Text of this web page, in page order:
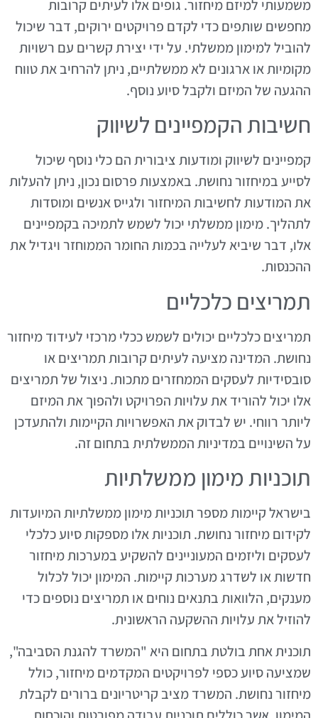
משמעותי למיזם מיחזור. גופים אלו לעיתים קרובות
מחפשים שותפים כדי לקדם פרויקטים ירוקים, דבר שיכול
להוביל למימון ממשלתי. על ידי יצירת קשרים עם רשויות
מקומיות או ארגונים לא ממשלתיים, ניתן להרחיב את טווח
ההגעה של המיזם ולקבל סיוע נוסף.
חשיבות הקמפיינים לשיווק
קמפיינים לשיווק ומודעות ציבורית הם כלי נוסף שיכול
לסייע במיחזור נחושת. באמצעות פרסום נכון, ניתן להעלות
את המודעות לחשיבות המיחזור ולגייס אנשים ומוסדות
לתהליך. מימון ממשלתי יכול לשמש לתמיכה בקמפיינים
אלו, דבר שיביא לעלייה בכמות החומר הממוחזר ויגדיל את
ההכנסות.
תמריצים כלכליים
תמריצים כלכליים יכולים לשמש ככלי מרכזי לעידוד מיחזור
נחושת. המדינה מציעה לעיתים קרובות תמריצים או
סובסידיות לעסקים הממחזרים מתכות. ניצול של תמריצים
אלו יכול להוריד את עלויות הפרויקט ולהפוך את המיזם
ליותר רווחי. יש לבדוק את האפשרויות הקיימות ולהתעדכן
על השינויים במדיניות הממשלתית בתחום זה.
תוכניות מימון ממשלתיות
בישראל קיימות מספר תוכניות מימון ממשלתיות המיועדות
לקידום מיחזור נחושת. תוכניות אלו מספקות סיוע כלכלי
לעסקים וליזמים המעוניינים להשקיע במערכות מיחזור
חדשות או לשדרג מערכות קיימות. המימון יכול לכלול
מענקים, הלוואות בתנאים נוחים או תמריצים נוספים כדי
להוזיל את עלויות ההשקעה הראשונית.
תוכנית אחת בולטת בתחום היא "המשרד להגנת הסביבה",
שמציעה סיוע כספי לפרויקטים המקדמים מיחזור, כולל
מיחזור נחושת. המשרד מציב קריטריונים ברורים לקבלת